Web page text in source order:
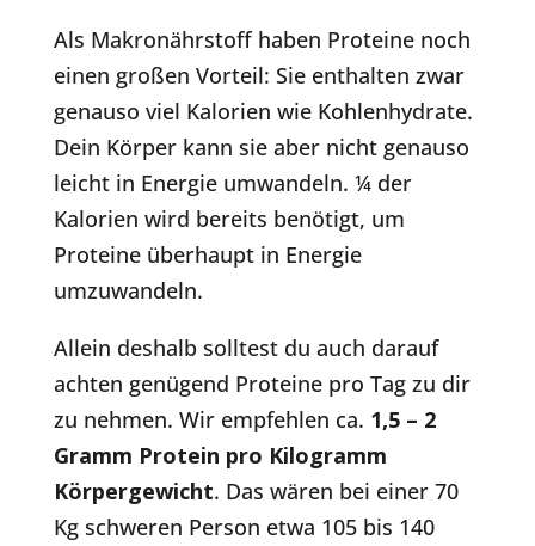
Als Makronährstoff haben Proteine noch
einen großen Vorteil: Sie enthalten zwar
genauso viel Kalorien wie Kohlenhydrate.
Dein Körper kann sie aber nicht genauso
leicht in Energie umwandeln. ¼ der
Kalorien wird bereits benötigt, um
Proteine überhaupt in Energie
umzuwandeln.
Allein deshalb solltest du auch darauf
achten genügend Proteine pro Tag zu dir
zu nehmen. Wir empfehlen ca. 1,5 – 2
Gramm Protein pro Kilogramm
Körpergewicht. Das wären bei einer 70
Kg schweren Person etwa 105 bis 140